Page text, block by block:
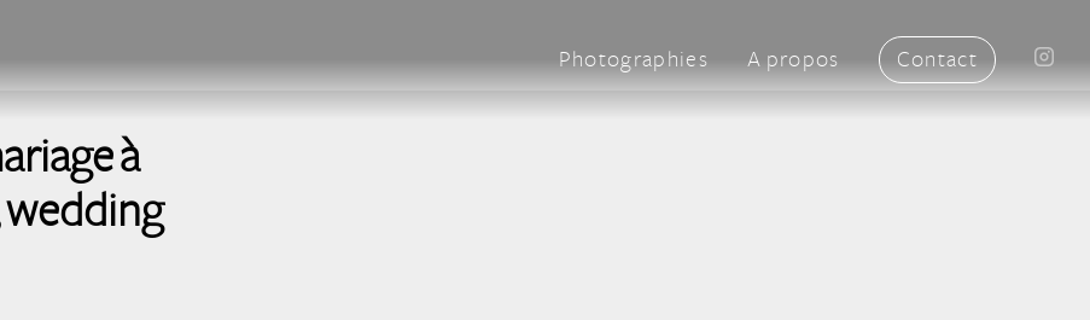
Photographies A propos Contact
à
wedding